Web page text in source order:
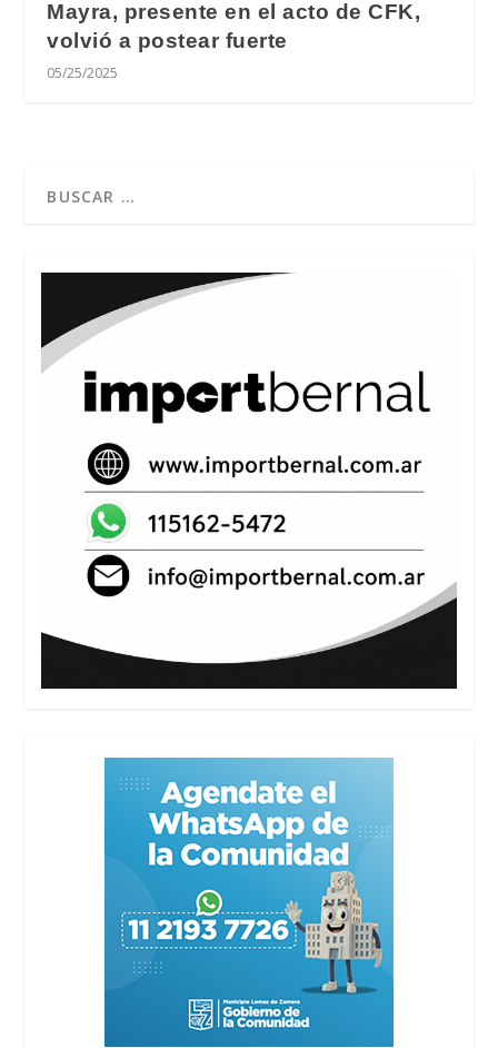
Mayra, presente en el acto de CFK,
volvió a postear fuerte
05/25/2025